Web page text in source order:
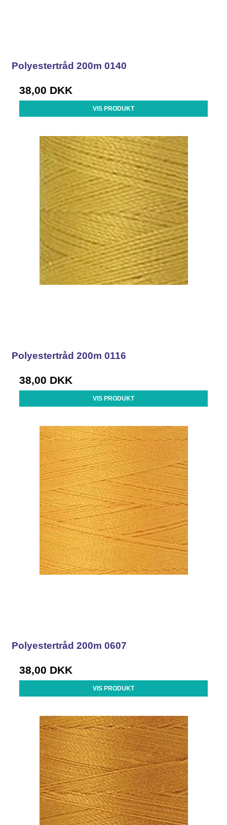
Polyestertråd 200m 0140
38,00 DKK
VIS PRODUKT
Polyestertråd 200m 0116
38,00 DKK
VIS PRODUKT
Polyestertråd 200m 0607
38,00 DKK
VIS PRODUKT